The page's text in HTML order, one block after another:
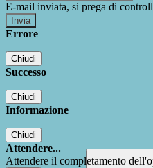
E-mail inviata, si prega di
Errore
Chiudi
Successo
Chiudi
Informazione
Chiudi
Attendere...
Attendere il completamento